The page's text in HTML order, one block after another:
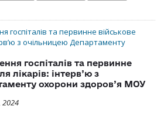
госпіталів та первинне
лікарів: інтерв’ю з
охорони здоров’я МОУ